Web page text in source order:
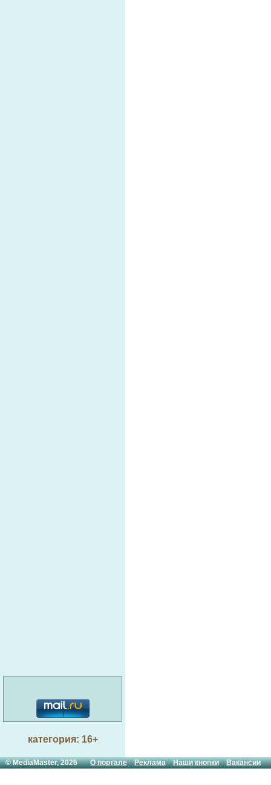
категория: 16+
© MediaMaster, 2026О портале Реклама Наши кнопки Вакансии